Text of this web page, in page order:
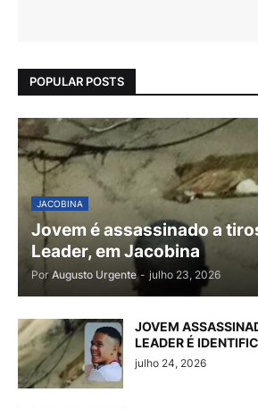
POPULAR POSTS
JACOBINA
Jovem é assassinado a
Leader, em Jacobina
Por Augusto Urgente - julho 23, 2026
JOVEM
LEADER É
julho 24, 2026